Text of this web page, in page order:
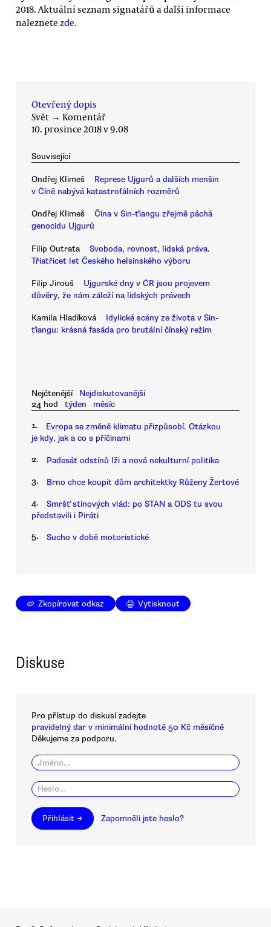
2018. Aktuální seznam signatářů a další informace
naleznete zde.
Otevřený dopis
Svět → Komentář
10. prosince 2018 v 9.08
Související
Ondřej Klimeš
Represe Ujgurů a dalších menšin
v Číně nabývá katastrofálních rozměrů
Ondřej Klimeš
Čína v Sin-ťiangu zřejmě páchá
genocidu Ujgurů
Filip Outrata
Svoboda, rovnost, lidská práva.
Třiatřicet let Českého helsinského výboru
Filip Jirouš
Ujgurské dny v ČR jsou projevem
důvěry, že nám záleží na lidských právech
Kamila Hladíková
Idylické scény ze života v Sin-
ťiangu: krásná fasáda pro brutální čínský režim
Nejčtenější
Nejdiskutovanější
24 hod
týden měsíc
1.
Evropa se změně klimatu přizpůsobí. Otázkou
je kdy, jak a co s příčinami
2. Padesát odstínů lži a nová nekulturní politika
3. Brno chce koupit dům architektky Růženy Žertové
4.
Smršť stínových vlád: po STAN a ODS tu svou
představili i Piráti
5. Sucho v době motoristické
Zkopírovat odkaz Vytisknout
Diskuse
Pro přístup do diskusí zadejte
pravidelný dar v minimální hodnotě 50 Kč měsíčně
Děkujeme za podporu.
Přihlásit → Zapomněli jste heslo?